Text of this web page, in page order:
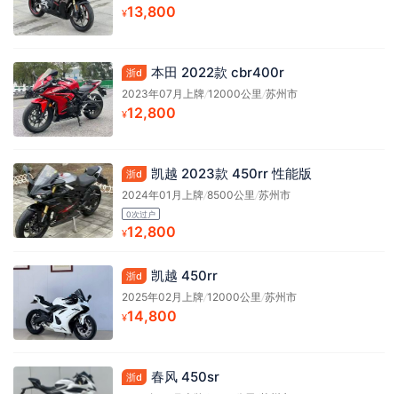
¥13,800
浙d 本田 2022款 cbr400r
2023年07月上牌/12000公里 /苏州市
¥12,800
浙d 凯越 2023款 450rr 性能版
2024年01月上牌/8500公里 /苏州市
0次过户
¥12,800
浙d 凯越 450rr
2025年02月上牌/12000公里 /苏州市
¥14,800
浙d 春风 450sr